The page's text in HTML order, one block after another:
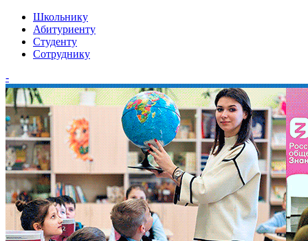
Школьнику
Абитуриенту
Студенту
Сотруднику
-